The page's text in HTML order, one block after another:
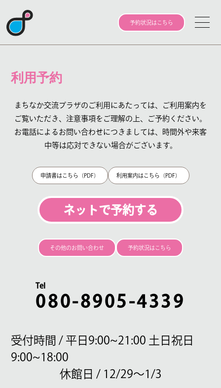
予約状況はこちら
利用予約
まちなか交流プラザのご利用にあたっては、ご利用案内を
ご覧いただき、 注意事項をご理解の上、ご予約ください。
お電話によるお問い合わせにつきましては、
時間外や来客
中等は応対できない場合がございます。
申請書はこちら（PDF） 利用案内はこちら（PDF）
ネットで予約する
その他のお問い合わせ 予約状況はこちら
Tel
080-8905-4339
受付時間 / 平日9:00~21:00 土日祝日
9:00~18:00
休館日 / 12/29〜1/3